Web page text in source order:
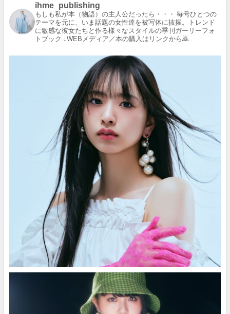
ihme_publishing
もしも私が本（物語）の主人公だったら・・・
毎号ひとつの
テーマを元に、いま話題の女性達を被写体に抜擢。トレンド
に敏感な彼女たちと作る様々なスタイルの季刊ガーリーフォ
トブック ↓WEBメディア／本の購入はリンクから🙇